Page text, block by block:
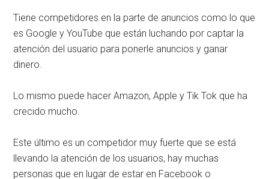
Tiene competidores en la parte de anuncios como lo que
es Google y YouTube que están luchando por captar la
atención del usuario para ponerle anuncios y ganar
dinero.
Lo mismo puede hacer Amazon, Apple y Tik Tok que ha
crecido mucho.
Este último es un competidor muy fuerte que se está
llevando la atención de los usuarios, hay muchas
personas que en lugar de estar en Facebook o